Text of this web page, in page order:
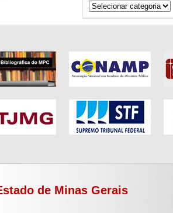
Filtro
Categoria
de Minas Gerais